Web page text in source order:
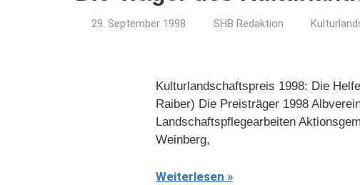
29. September 1998 SHB Redaktion
Kulturlandschaftspreis 1998: Die
Raiber) Die Preisträger 1998
Landschaftspflegearbeiten
Weinberg,
Weiterlesen